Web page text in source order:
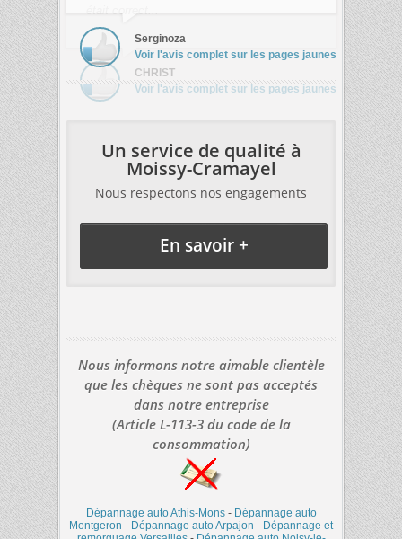
Serginoza
Voir l'avis complet sur les pages jaunes
Un service de qualité à
Moissy-Cramayel
Nous respectons nos engagements
En savoir +
Nous informons notre aimable clientèle
que les chèques ne sont pas acceptés
dans notre entreprise
(Article L-113-3 du code de la
consommation)
Dépannage auto Athis-Mons- Dépannage auto
Montgeron - Dépannage auto Arpajon - Dépannage et